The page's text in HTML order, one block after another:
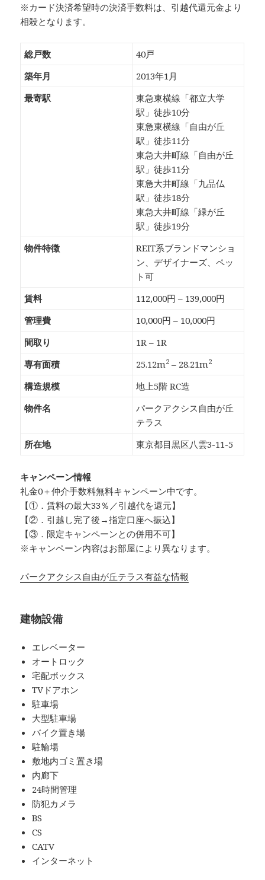
※カード決済希望時の決済手数料は、引越代還元金より
相殺となります。
総戸数
40戸
築年月
2013年1月
最寄駅
東急東横線「都立大学
駅」徒歩10分
東急東横線「自由が丘
駅」徒歩11分
東急大井町線「自由が丘
駅」徒歩11分
東急大井町線「九品仏
駅」徒歩18分
東急大井町線「緑が丘
駅」徒歩19分
物件特徴
REIT系ブランドマンショ
ン、デザイナーズ、ペッ
ト可
賃料
112,000円 – 139,000円
管理費
10,000円 – 10,000円
間取り
1R – 1R
専有面積
25.12m2 – 28.21m2
構造規模
地上5階 RC造
物件名
パークアクシス自由が丘
テラス
所在地
東京都目黒区八雲3-11-5
キャンペーン情報
礼金0＋仲介手数料無料キャンペーン中です。
【①．賃料の最大33％／引越代を還元】
【②．引越し完了後→指定口座へ振込】
【③．限定キャンペーンとの併用不可】
※キャンペーン内容はお部屋により異なります。
パークアクシス自由が丘テラス有益な情報
建物設備
エレベーター
オートロック
宅配ボックス
TVドアホン
駐車場
大型駐車場
バイク置き場
駐輪場
敷地内ゴミ置き場
内廊下
24時間管理
防犯カメラ
BS
CS
CATV
インターネット